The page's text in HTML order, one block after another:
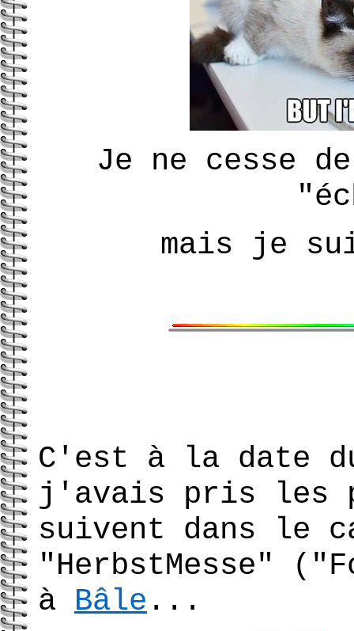
Je ne cesse
mais je
C'est à la date
j'avais pris les
suivent dans le
"HerbstMesse"
à Bâle ...